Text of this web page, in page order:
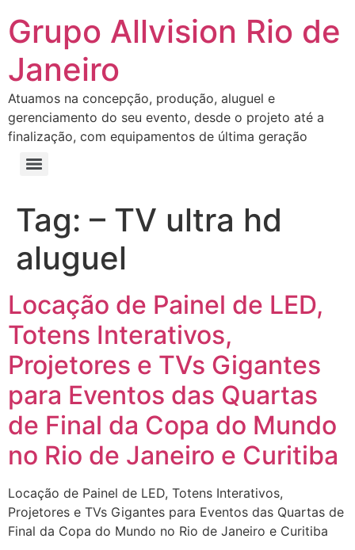
Grupo Allvision Rio de
Janeiro
Atuamos na concepção, produção, aluguel e
gerenciamento do seu evento, desde o projeto até a
finalização, com equipamentos de última geração
Tag: – TV ultra hd
aluguel
Locação de Painel de LED,
Totens Interativos,
Projetores e TVs Gigantes
para Eventos das Quartas
de Final da Copa do Mundo
no Rio de Janeiro e Curitiba
Locação de Painel de LED, Totens Interativos,
Projetores e TVs Gigantes para Eventos das Quartas de
Final da Copa do Mundo no Rio de Janeiro e Curitiba